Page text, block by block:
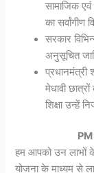
सामाजिक
का सर्वांगीण
सरकार
अनुसूचित
मेधावी
शिक्षा उन्हें
हम आपको उन लाभों
योजना के माध्यम से